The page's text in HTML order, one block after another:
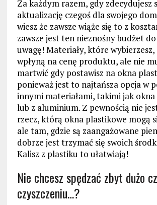
Za każdym razem, gdy zdecydujesz
aktualizację czegoś dla swojego
wiesz że zawsze wiąże się to z
zawsze jest ten nieznośny budżet
uwagę! Materiały, które
wpłyną na cenę produktu, ale nie
martwić gdy postawisz na okna
ponieważ jest to najtańsza opcja w
innymi materiałami, takimi jak
lub z aluminium. Z pewnością nie
rzecz, którą okna plastikowe mogą
ale tam, gdzie są zaangażowane
dobrze jest trzymać się swoich
Kalisz z plastiku to ułatwiają!
Nie chcesz spędzać zbyt dużo
czyszczeniu…?